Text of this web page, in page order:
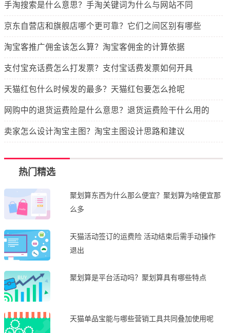
手淘搜索是什么意思？手淘关键词为什么与网站不同
京东自营店和旗舰店哪个更可靠？它们之间区别有哪些
淘宝客推广佣金该怎么算？淘宝客佣金的计算依据
支付宝充话费怎么打发票？支付宝话费发票如何开具
天猫红包什么时候发的最多？天猫红包要怎么抢呢
网购中的退货运费险是什么意思？退货运费险干什么用的
卖家怎么设计淘宝主图？淘宝主图设计思路和建议
热门精选
聚划算东西为什么那么便宜？聚划算为啥便宜那
么多
天猫活动签订的运费险 活动结束后需手动操作
退出
聚划算是平台活动吗？聚划算具有哪些特点
天猫单品宝能与哪些营销工具共同叠加使用呢